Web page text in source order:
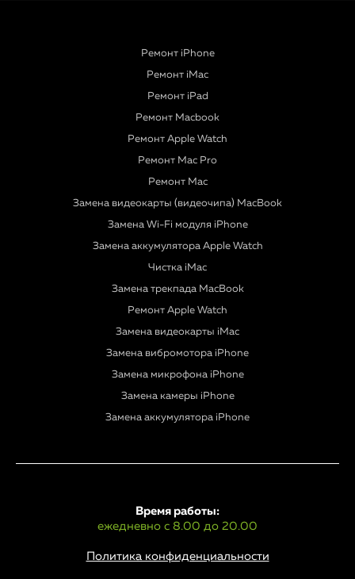
Ремонт iPhone
Ремонт iMac
Ремонт iPad
Ремонт Macbook
Ремонт Apple Watch
Ремонт Mac Pro
Ремонт Mac
Замена видеокарты (видеочипа) MacBook
Замена Wi-Fi модуля iPhone
Замена аккумулятора Apple Watch
Чистка iMac
Замена трекпада MacBook
Ремонт Apple Watch
Замена видеокарты iMac
Замена вибромотора iPhone
Замена микрофона iPhone
Замена камеры iPhone
Замена аккумулятора iPhone
Политика конфиденциальности
Время работы:
ежедневно с 8.00 до 20.00